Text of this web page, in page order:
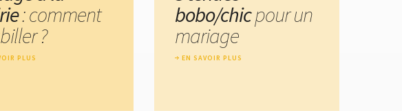
: comment
?
PLUS
bobo/chicpour un
mariage
EN SAVOIR PLUS